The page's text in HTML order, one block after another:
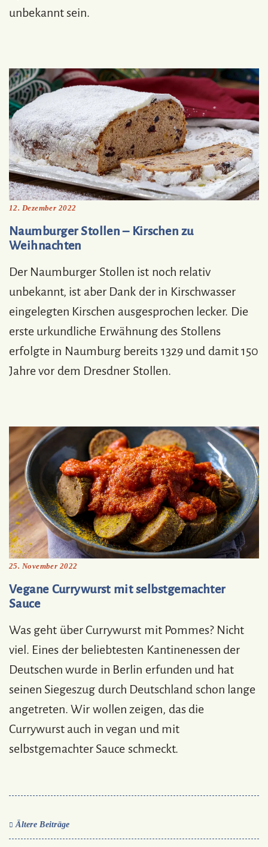
unbekannt sein.
12. Dezember 2022
Naumburger Stollen – Kirschen zu
Weihnachten
Der Naumburger Stollen ist noch relativ
unbekannt, ist aber Dank der in Kirschwasser
eingelegten Kirschen ausgesprochen lecker. Die
erste urkundliche Erwähnung des Stollens
erfolgte in Naumburg bereits 1329 und damit 150
Jahre vor dem Dresdner Stollen.
25. November 2022
Vegane Currywurst mit selbstgemachter
Sauce
Was geht über Currywurst mit Pommes? Nicht
viel. Eines der beliebtesten Kantinenessen der
Deutschen wurde in Berlin erfunden und hat
seinen Siegeszug durch Deutschland schon lange
angetreten. Wir wollen zeigen, das die
Currywurst auch in vegan und mit
selbstgemachter Sauce schmeckt.
Ältere Beiträge